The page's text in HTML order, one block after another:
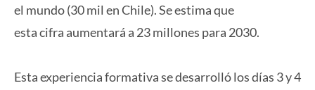
el mundo (30 mil en Chile). Se estima que
esta cifra aumentará a 23 millones para 2030.
Esta experiencia formativa se desarrolló los días 3 y 4